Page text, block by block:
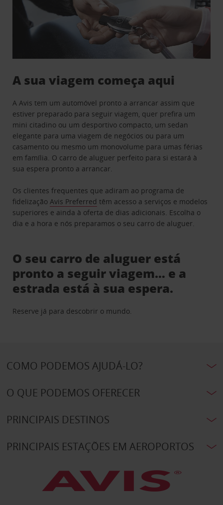
A sua viagem começa aqui
A Avis tem um automóvel pronto a arrancar assim que
estiver preparado para seguir viagem, quer prefira um
mini citadino ou um desportivo compacto, um sedan
elegante para uma viagem de negócios ou para um
casamento ou mesmo um monovolume para umas férias
em família. O carro de aluguer perfeito para si estará à
sua espera pronto a arrancar.
Os clientes frequentes que adiram ao programa de
fidelizaçãoAvis Preferred têm acesso a serviços e modelos
superiores e ainda à oferta de dias adicionais. Escolha o
dia e a hora e nós preparamos o seu carro de aluguer.
O seu carro de aluguer está
pronto a seguir viagem… e a
estrada está à sua espera.
Reserve já para descobrir o mundo.
COMO PODEMOS AJUDÁ-LO?
O QUE PODEMOS OFERECER
PRINCIPAIS DESTINOS
PRINCIPAIS ESTAÇÕES EM AEROPORTOS